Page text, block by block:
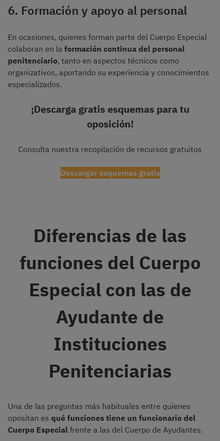
6. Formación y apoyo al personal
En ocasiones, quienes forman parte del Cuerpo Especial
colaboran en la formación continua del personal
penitenciario, tanto en aspectos técnicos como
organizativos, aportando su experiencia y conocimientos
especializados.
¡Descarga gratis esquemas para tu
oposición!
Consulta nuestra recopilación de recursos gratuitos
Descargar esquemas gratis
Diferencias de las
funciones del Cuerpo
Especial con las de
Ayudante de
Instituciones
Penitenciarias
Una de las preguntas más habituales entre quienes
opositan es qué funciones tiene un funcionario del
Cuerpo Especial frente a las del Cuerpo de Ayudantes.